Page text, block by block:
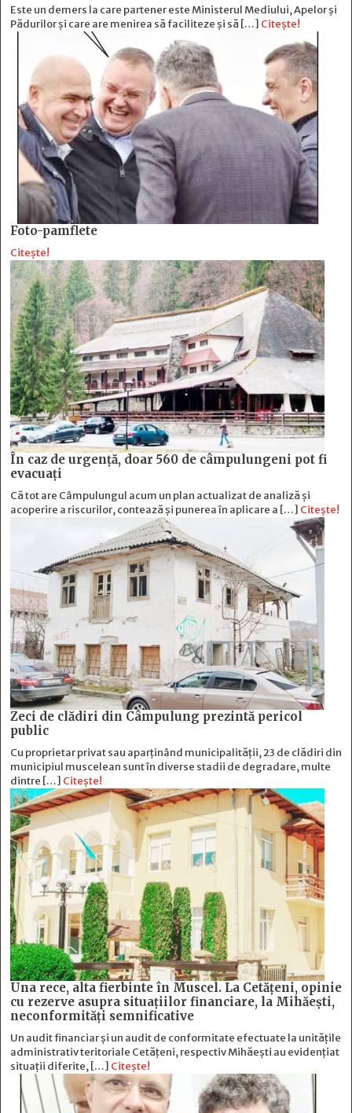
Este un demers la care partener este Ministerul Mediului, Apelor și
Pădurilor și care are menirea să faciliteze și să […] Citește!
Foto-pamflete
Citește!
În caz de urgență, doar 560 de câmpulungeni pot fi
evacuați
Că tot are Câmpulungul acum un plan actualizat de analiză și
acoperire a riscurilor, contează și punerea în aplicare a […] Citește!
Zeci de clădiri din Câmpulung prezintă pericol
public
Cu proprietar privat sau aparținând municipalității, 23 de clădiri din
municipiul muscelean sunt în diverse stadii de degradare, multe
dintre […] Citește!
Una rece, alta fierbinte în Muscel. La Cetăţeni, opinie
cu rezerve asupra situaţiilor financiare, la Mihăeşti,
neconformităţi semnificative
Un audit financiar și un audit de conformitate efectuate la unitățile
administrativ teritoriale Cetățeni, respectiv Mihăești au evidențiat
situații diferite, […] Citește!